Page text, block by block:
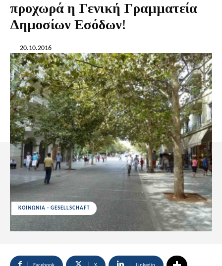
προχωρά η Γενική Γραμματεία
Δημοσίων Εσόδων!
20.10.2016
ΚΟΙΝΩΝΙΑ - GESELLSCHAFT